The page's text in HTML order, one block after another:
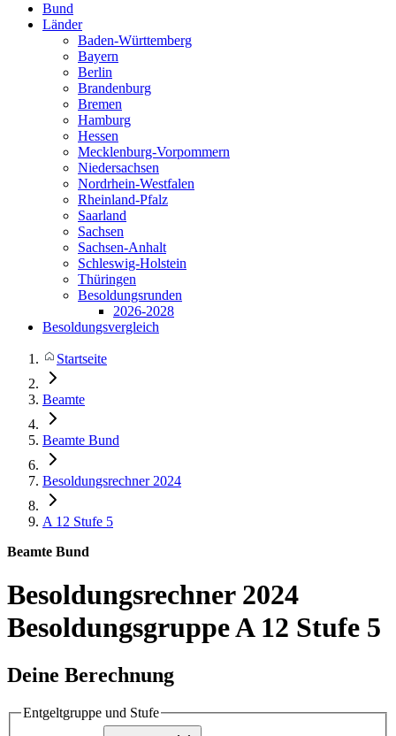
Bund
Länder
Baden-Württemberg
Bayern
Berlin
Brandenburg
Bremen
Hamburg
Hessen
Mecklenburg-Vorpommern
Niedersachsen
Nordrhein-Westfalen
Rheinland-Pfalz
Saarland
Sachsen
Sachsen-Anhalt
Schleswig-Holstein
Thüringen
Besoldungsrunden
2026-2028
Besoldungsvergleich
Startseite
Beamte
Beamte Bund
Besoldungsrechner 2024
A 12 Stufe 5
Beamte Bund
Besoldungsrechner 2024
Besoldungsgruppe A 12 Stufe 5
Deine Berechnung
Entgeltgruppe und Stufe